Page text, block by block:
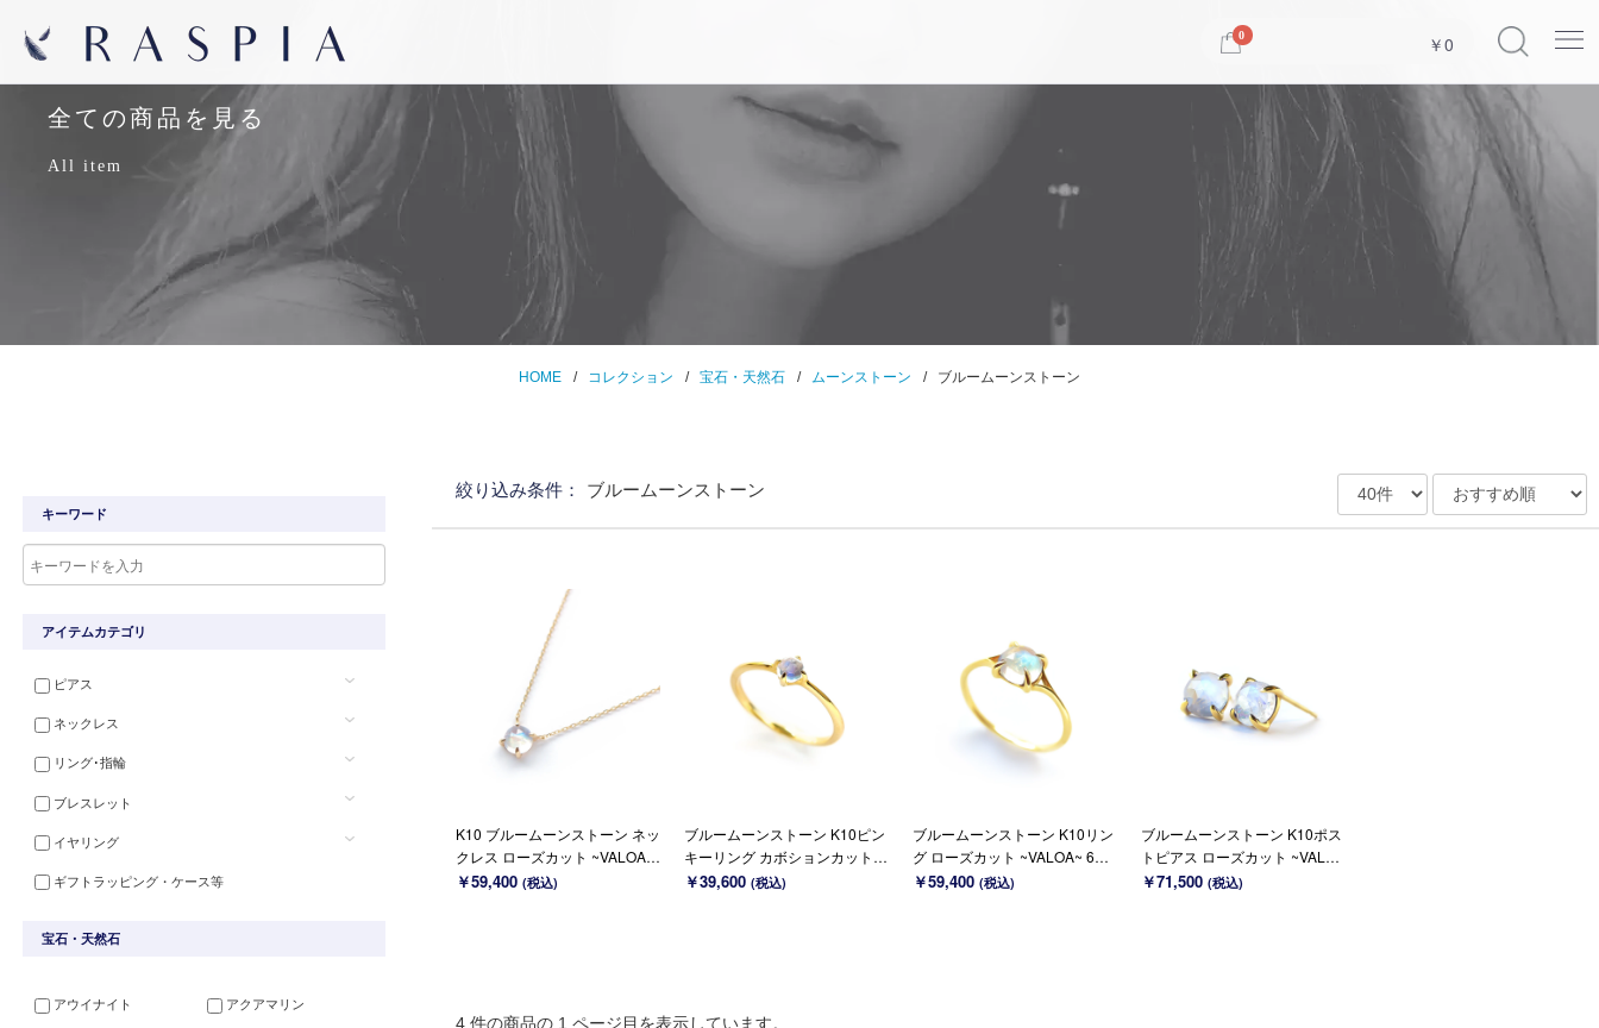
Menu
0 ￥0
全ての商品を見る
All item
HOME コレクション 宝石・天然石 ムーンストーン ブルームーンストーン
絞り込み条件： ブルームーンストーン
K10 ブルームーンストーン ネッ
クレス ローズカット ~VALOA~
6月誕生石(K18 変更可能)
￥59,400 (税込)
ブルームーンストーン K10ピン
キーリング カボションカット ~
MUOT~ 6月誕生石
￥39,600 (税込)
ブルームーンストーン K10リン
グ ローズカット ~VALOA~ 6月
誕生石
￥59,400(税込)
ブルームーンストーン K10ポス
トピアス ローズカット ~VALOA
~ 6月誕生石 (K18変更可能)
￥71,500(税込)
4 件の商品の 1 ページ目を表示しています。
キーワード
アイテムカテゴリ
ピアス
ネックレス
リング･指輪
ブレスレット
イヤリング
ギフトラッピング・ケース等
宝石・天然石
アウイナイト アクアマリン